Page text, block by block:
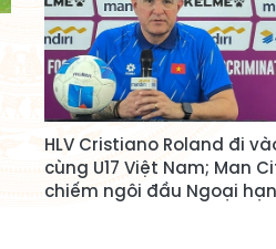
HLV Cristiano Roland đi
cùng U17 Việt Nam; Man
chiếm ngôi đầu Ngoại